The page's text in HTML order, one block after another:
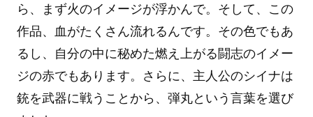
ら、まず火のイメージが浮かんで。そして、この
作品、血がたくさん流れるんです。その色でもあ
るし、自分の中に秘めた燃え上がる闘志のイメー
ジの赤でもあります。さらに、主人公のシイナは
銃を武器に戦うことから、弾丸という言葉を選び